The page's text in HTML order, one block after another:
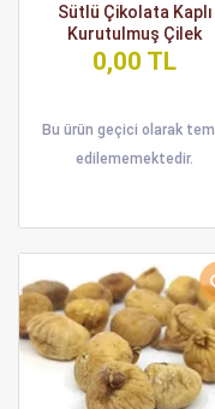
Sütlü Çikolata Kaplı
Kurutulmuş Çilek
0,00 TL
Bu ürün geçici olarak
edilememektedir.